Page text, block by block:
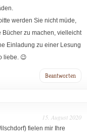
werden Sie nicht müde,
zu machen, vielleicht
Einladung zu einer Lesung
liebe. 😉
Beantworten
15. August 2020
fielen mir Ihre